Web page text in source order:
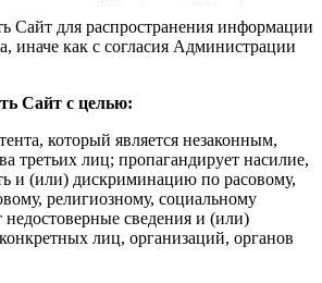
Сайт для распространения информации
иначе как с согласия Администрации
Сайт с целью:
который является незаконным,
третьих лиц; пропагандирует насилие,
и (или) дискриминацию по расовому,
религиозному, социальному
сведения и (или)
лиц, организаций, органов